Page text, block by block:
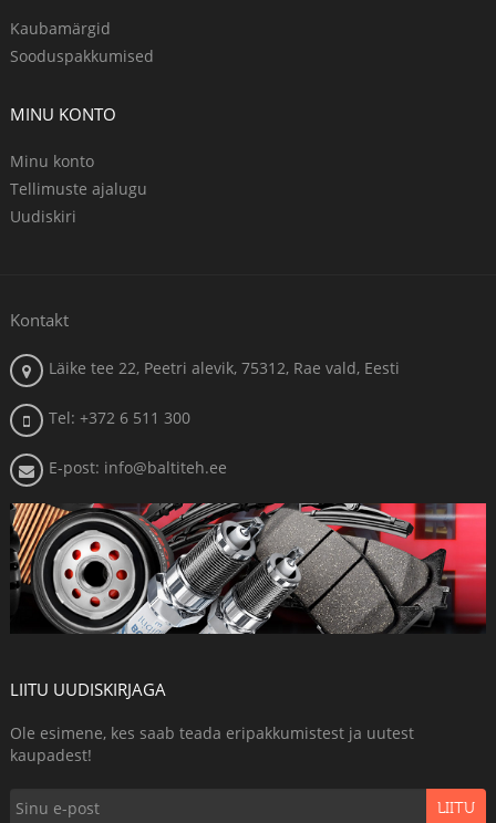
Kaubamärgid
Sooduspakkumised
MINU KONTO
Minu konto
Tellimuste ajalugu
Uudiskiri
Kontakt
Läike tee 22, Peetri alevik, 75312, Rae vald, Eesti
Tel: +372 6 511 300
E-post: info@baltiteh.ee
LIITU UUDISKIRJAGA
Ole esimene, kes saab teada eripakkumistest ja uutest
kaupadest!
LIITU